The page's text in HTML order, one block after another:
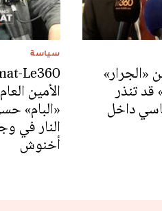
«الجرار»
قد تنذر
داخل
سياسة
الأمين
«البام»
النار في
أخنوش